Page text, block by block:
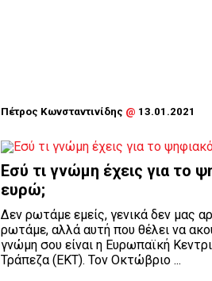
Πέτρος Κωνσταντινίδης @ 13.01.2021
Εσύ τι γνώμη έχεις για το
ευρώ;
Δεν ρωτάμε εμείς, γενικά δεν μας
ρωτάμε, αλλά αυτή που θέλει να
γνώμη σου είναι η Ευρωπαϊκή
Τράπεζα (ΕΚΤ). Τον Οκτώβριο ...